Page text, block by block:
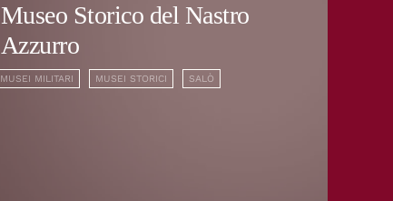
Museo Storico del Nastro
Azzurro
MUSEI MILITARI MUSEI STORICI SALÒ